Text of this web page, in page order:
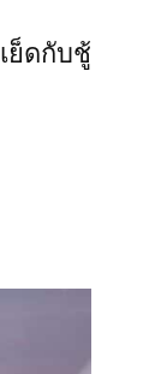
เย็ดกับชู้